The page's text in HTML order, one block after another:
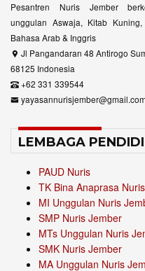
Pesantren Nuris Jember
unggulan Aswaja, Kitab
Bahasa Arab & Inggris
Jl Pangandaran 48 Antirogo
68125 Indonesia
+62 331 339544
yayasannurisjember@gmail.com
LEMBAGA
PAUD Nuris
TK Bina Anaprasa Nuris
MI Unggulan Nuris
SMP Nuris Jember
MTs Unggulan Nuris
SMK Nuris Jember
MA Unggulan Nuris